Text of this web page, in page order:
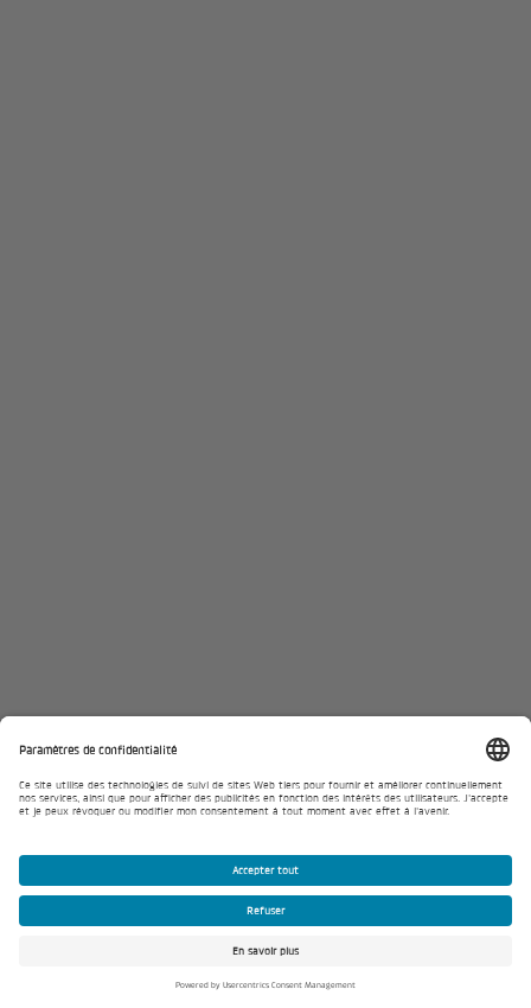
Partenaires pour les bornes de recharge